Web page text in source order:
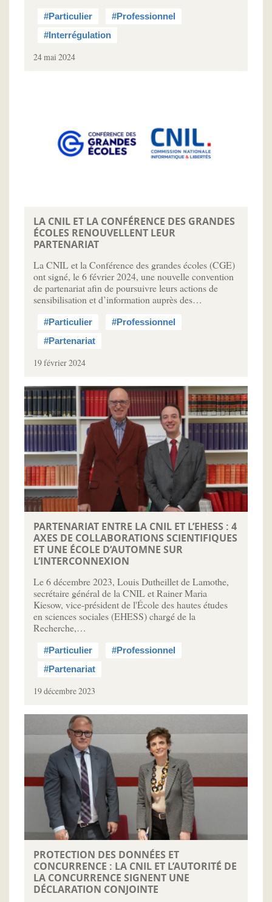
#Particulier
#Professionnel
#Interrégulation
24 mai 2024
LA CNIL ET LA CONFÉRENCE DES GRANDES
ÉCOLES RENOUVELLENT LEUR
PARTENARIAT
La CNIL et la Conférence des grandes écoles (CGE)
ont signé, le 6 février 2024, une nouvelle convention
de partenariat afin de poursuivre leurs actions de
sensibilisation et d’information auprès des…
#Particulier
#Professionnel
#Partenariat
19 février 2024
PARTENARIAT ENTRE LA CNIL ET L’EHESS : 4
AXES DE COLLABORATIONS SCIENTIFIQUES
ET UNE ÉCOLE D’AUTOMNE SUR
L’INTERCONNEXION
Le 6 décembre 2023, Louis Dutheillet de Lamothe,
secrétaire général de la CNIL et Rainer Maria
Kiesow, vice-président de l'École des hautes études
en sciences sociales (EHESS) chargé de la
Recherche,…
#Particulier
#Professionnel
#Partenariat
19 décembre 2023
PROTECTION DES DONNÉES ET
CONCURRENCE : LA CNIL ET L’AUTORITÉ DE
LA CONCURRENCE SIGNENT UNE
DÉCLARATION CONJOINTE